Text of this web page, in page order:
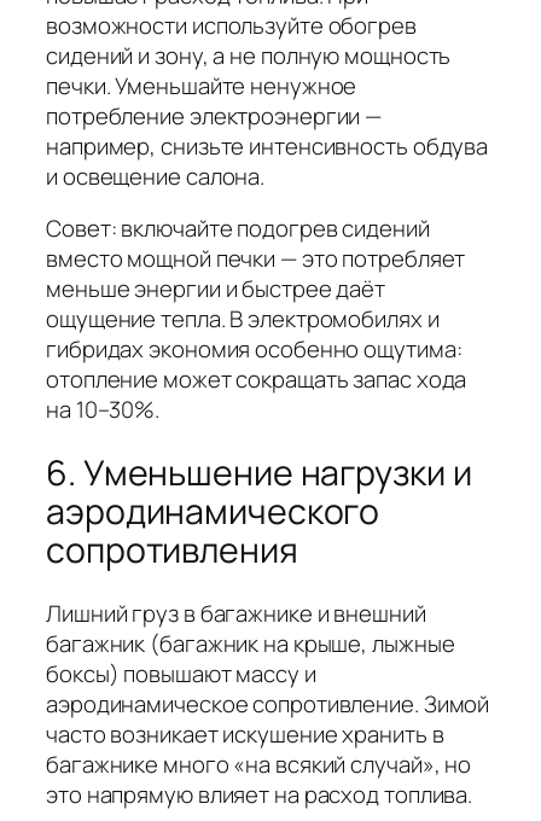
возможности используйте обогрев
сидений и зону, а не полную мощность
печки. Уменьшайте ненужное
потребление электроэнергии —
например, снизьте интенсивность обдува
и освещение салона.
Совет: включайте подогрев сидений
вместо мощной печки — это потребляет
меньше энергии и быстрее даёт
ощущение тепла. В электромобилях и
гибридах экономия особенно ощутима:
отопление может сокращать запас хода
на 10–30%.
6. Уменьшение нагрузки и
аэродинамического
сопротивления
Лишний груз в багажнике и внешний
багажник (багажник на крыше, лыжные
боксы) повышают массу и
аэродинамическое сопротивление. Зимой
часто возникает искушение хранить в
багажнике много «на всякий случай», но
это напрямую влияет на расход топлива.